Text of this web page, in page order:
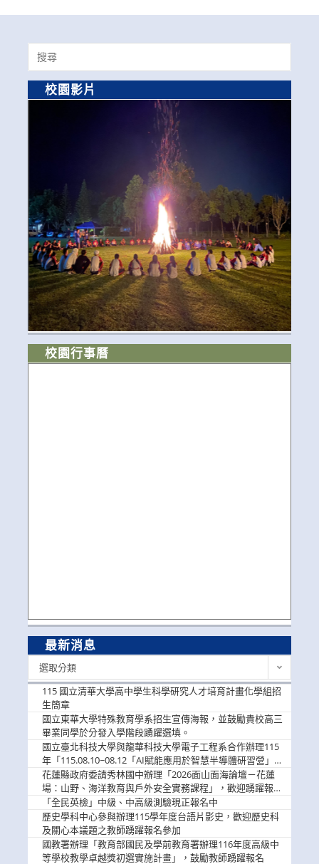
Search
for:
校園影片
校園行事曆
最新消息
選取分類
115 國立清華大學高中學生科學研究人才培育計畫化學組招
生簡章
國立東華大學特殊教育學系招生宣傳海報，並鼓勵貴校高三
畢業同學於分發入學階段踴躍選填。
國立臺北科技大學與龍華科技大學電子工程系合作辦理115
年「115.08.10~08.12「AI賦能應用於智慧半導體研習營」，
歡迎學生踴躍報名參加
花蓮縣政府委請秀林國中辦理「2026面山面海論壇－花蓮
場：山野、海洋教育與戶外安全實務課程」，歡迎踴躍報名
參加
「全民英檢」中級、中高級測驗現正報名中
歷史學科中心參與辦理115學年度台語片影史，歡迎歷史科
及關心本議題之教師踴躍報名參加
國教署辦理「教育部國民及學前教育署辦理116年度高級中
等學校教學卓越獎初選實施計畫」，鼓勵教師踴躍報名